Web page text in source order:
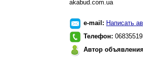
akabud.com.ua
e-mail: Написать
Телефон:
Автор